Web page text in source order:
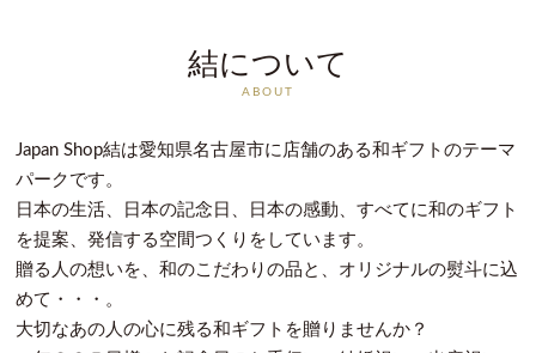
結について
ABOUT
Japan Shop結は愛知県名古屋市に店舗のある和ギフトのテーマ
パークです。
日本の生活、日本の記念日、日本の感動、すべてに和のギフト
を提案、発信する空間つくりをしています。
贈る人の想いを、和のこだわりの品と、オリジナルの熨斗に込
めて・・・。
大切なあの人の心に残る和ギフトを贈りませんか？